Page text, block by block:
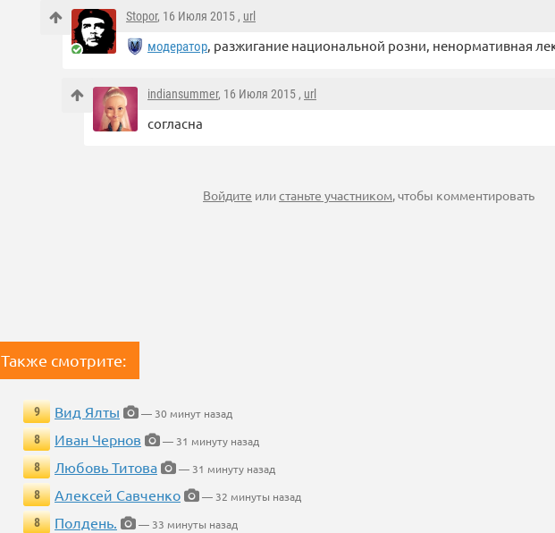
Stopor, 16 Июля 2015 , url
модератор, разжигание национальной розни, ненормативная
indiansummer, 16 Июля 2015 , url
согласна
Войдите илистаньте участником, чтобы комментировать
Также смотрите:
9 Вид Ялты
— 30 минут назад
8
Иван Чернов
— 31 минуту назад
8
Любовь Титова
— 31 минуту назад
8
Алексей Савченко
— 32 минуты назад
8
Полдень.
— 33 минуты назад